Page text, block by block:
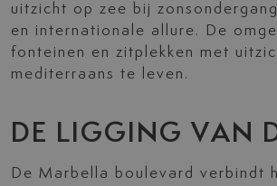
uitzicht op zee bij
en internationale allure. De
fonteinen en zitplekken met
mediterraans te leven.
DE LIGGING VAN
De Marbella boulevard verbindt